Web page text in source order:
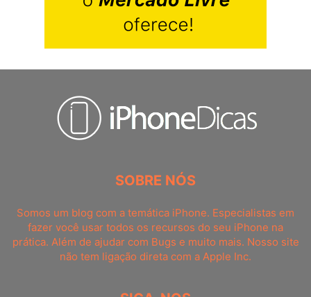
SOBRE NÓS
Somos um blog com a temática iPhone. Especialistas em
fazer você usar todos os recursos do seu iPhone na
prática. Além de ajudar com Bugs e muito mais. Nosso site
não tem ligação direta com a Apple Inc.